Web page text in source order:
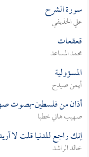
سورة الشرح
علي الحذيفي
قعقعات
محمد المساعد
المسؤولية
أيمن صيدح
أذان من فلسطين-بصوت
صهيب هاني خطبا
إنك راجع للدنيا قلت لا
خالد الراشد